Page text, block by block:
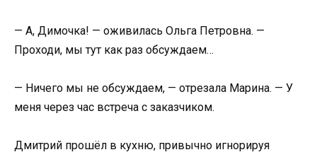
— А, Димочка! — оживилась Ольга Петровна. —
Проходи, мы тут как раз обсуждаем…
— Ничего мы не обсуждаем, — отрезала Марина. — У
меня через час встреча с заказчиком.
Дмитрий прошёл в кухню, привычно игнорируя